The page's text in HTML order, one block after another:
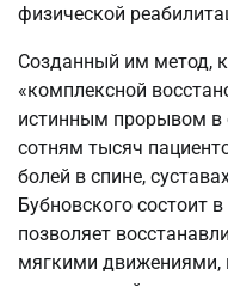
физической
Созданный им метод,
«комплексной
истинным прорывом в
сотням тысяч
болей в спине,
Бубновского состоит
позволяет
мягкими движениями,